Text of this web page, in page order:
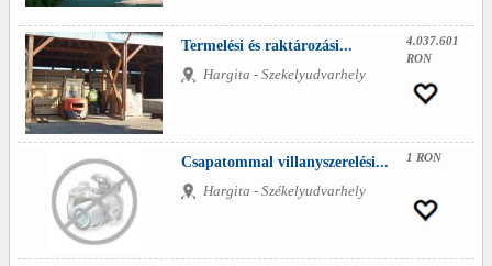
Termelési és raktározási...
Hargita - Szekelyudvarhely
4.037.601
RON
Csapatommal villanyszerelési...
Hargita - Székelyudvarhely
1 RON